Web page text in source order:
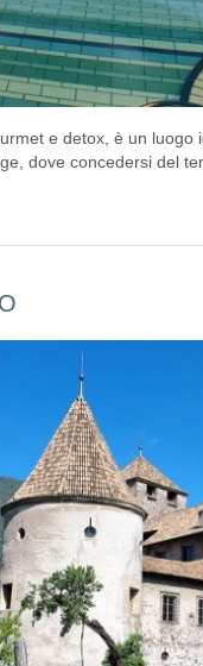
e detox, è un luogo
dove concedersi del